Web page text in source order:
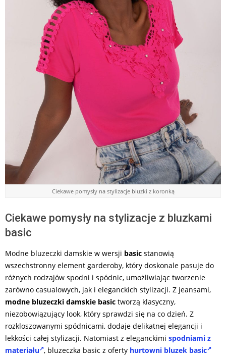
Ciekawe pomysły na stylizacje bluzki z koronką
Ciekawe pomysły na stylizacje z bluzkami
basic
Modne bluzeczki damskie w wersji basic stanowią
wszechstronny element garderoby, który doskonale pasuje do
różnych rodzajów spodni i spódnic, umożliwiając tworzenie
zarówno casualowych, jak i eleganckich stylizacji. Z jeansami,
modne bluzeczki damskie basic tworzą klasyczny,
niezobowiązujący look, który sprawdzi się na co dzień. Z
rozkloszowanymi spódnicami, dodaje delikatnej elegancji i
lekkości całej stylizacji. Natomiast z eleganckimi spodniami z
materiału , bluzeczka basic z oferty hurtowni bluzek basic